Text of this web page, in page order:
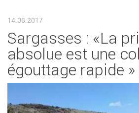
14.08.2017
Sargasses : «La
absolue est une
égouttage rapide